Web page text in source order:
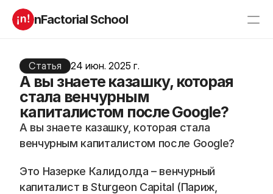
nFactorial School
О нас
Отзывы
Блог
Incubator 2026
Компаниям
Старт в ИТ
Алгоритмы
iOS с 0
Product manager
Data Science c 0
Аналитик данных
Статья 24 июн. 2025 г.
А вы знаете казашку, которая
стала венчурным
капиталистом после Google?
А вы знаете казашку, которая стала
венчурным капиталистом после Google?
Это Назерке Калидолда – венчурный
капиталист в Sturgeon Capital (Париж,